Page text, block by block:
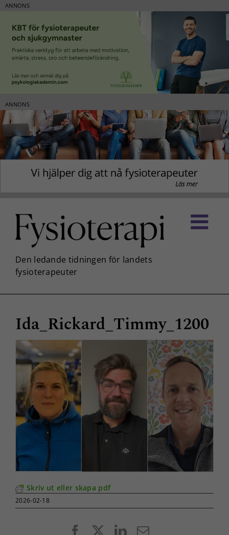
ANNONS
ANNONS
innehållet
Ida_Rickard_Timmy_1200
Skriv ut eller skapa pdf
2026-02-18
FacebookLinkedIn
E-